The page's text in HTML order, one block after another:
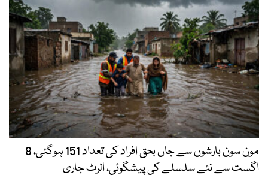
مون سون بارشوں سے جاں بحق افراد کی تعداد 151 ہوگئی، 8
اگست سے نئے سلسلے کی پیشگوئی، الرٹ جاری